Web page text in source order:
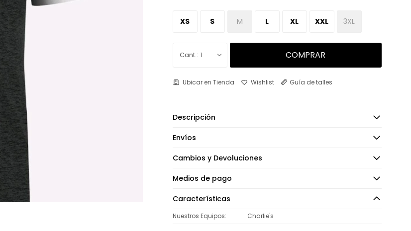
XS S M L XL XXL 3XL
1 COMPRAR
Ubicar en Tienda Guía de talles
Descripción
Envíos
Cambios y Devoluciones
Medios de pago
Características
Nuestros Equipos Charlie's